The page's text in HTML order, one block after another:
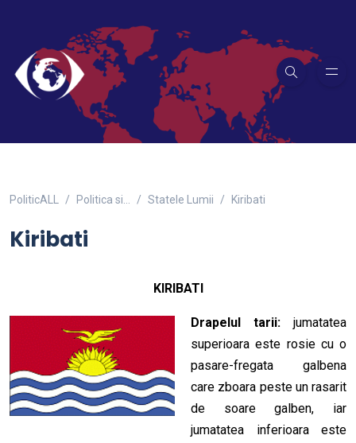
PoliticALL Politica si… Statele Lumii Kiribati
Kiribati
KIRIBATI
Drapelul tarii: jumatatea
superioara este rosie cu o
pasare-fregata galbena
care zboara peste un rasarit
de soare galben, iar
jumatatea inferioara este